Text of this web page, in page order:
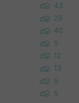
43
29
40
5
12
13
5
5